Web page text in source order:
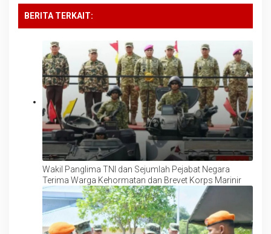
BERITA TERKAIT:
Wakil Panglima TNI dan Sejumlah Pejabat Negara
Terima Warga Kehormatan dan Brevet Korps Marinir